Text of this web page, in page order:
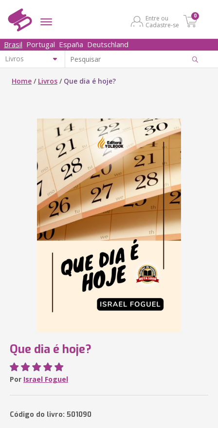
Entre ou
Cadastre-se
0
Brasil Portugal España Deutschland
Home / Livros / Que dia é hoje?
Que dia é hoje?
Por Israel Foguel
Código do livro: 501090